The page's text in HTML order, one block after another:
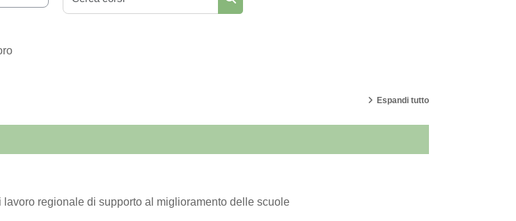
Espandi tutto
regionale di supporto al miglioramento delle scuole